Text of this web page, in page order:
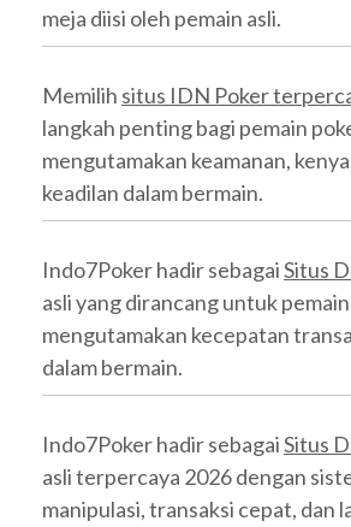
meja diisi oleh pemain asli.
Memilih situs IDN Poker
langkah penting bagi pemain
mengutamakan keamanan,
keadilan dalam bermain.
Indo7Poker hadir sebagaiSitus
asli yang dirancang untuk
mengutamakan kecepatan
dalam bermain.
Indo7Poker hadir sebagaiSitus
asli terpercaya 2026 dengan
manipulasi, transaksi cepat, dan